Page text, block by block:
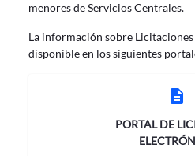
menores de Servicios Centrales.
La información sobre
disponible en los siguientes
description
PORTAL DE